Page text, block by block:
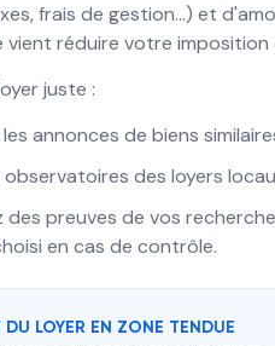
frais de gestion...) et
réduire votre imposition
juste :
annonces de biens
observatoires des loyers
des preuves de vos
en cas de contrôle.
DU LOYER EN ZONE TENDUE